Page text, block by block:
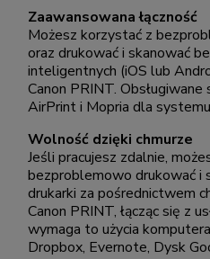
Zaawansowana łączność
Możesz korzystać z
oraz drukować i skanować
inteligentnych (iOS lub
Canon PRINT.
AirPrint i Mopria dla
Wolność dzięki chmurze
Jeśli pracujesz zdalnie,
bezproblemowo drukować i
drukarki za pośrednictwem
Canon PRINT, łącząc się z
wymaga to użycia
Dropbox, Evernote, Dysk